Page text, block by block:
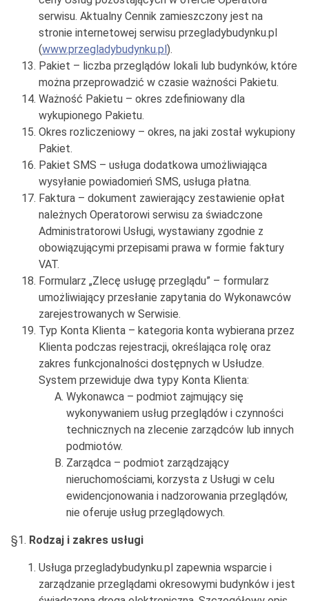
serwisu. Aktualny Cennik zamieszczony jest na
stronie internetowej serwisu przegladybudynku.pl
(www.przegladybudynku.pl).
Pakiet – liczba przeglądów lokali lub budynków, które
można przeprowadzić w czasie ważności Pakietu.
Ważność Pakietu – okres zdefiniowany dla
wykupionego Pakietu.
Okres rozliczeniowy – okres, na jaki został wykupiony
Pakiet.
Pakiet SMS – usługa dodatkowa umożliwiająca
wysyłanie powiadomień SMS, usługa płatna.
Faktura – dokument zawierający zestawienie opłat
należnych Operatorowi serwisu za świadczone
Administratorowi Usługi, wystawiany zgodnie z
obowiązującymi przepisami prawa w formie faktury
VAT.
Formularz „Zlecę usługę przeglądu” – formularz
umożliwiający przesłanie zapytania do Wykonawców
zarejestrowanych w Serwisie.
Typ Konta Klienta – kategoria konta wybierana przez
Klienta podczas rejestracji, określająca rolę oraz
zakres funkcjonalności dostępnych w Usłudze.
System przewiduje dwa typy Konta Klienta:
Wykonawca – podmiot zajmujący się
wykonywaniem usług przeglądów i czynności
technicznych na zlecenie zarządców lub innych
podmiotów.
Zarządca – podmiot zarządzający
nieruchomościami, korzysta z Usługi w celu
ewidencjonowania i nadzorowania przeglądów,
nie oferuje usług przeglądowych.
§1. Rodzaj i zakres usługi
Usługa przegladybudynku.pl zapewnia wsparcie i
zarządzanie przeglądami okresowymi budynków i jest